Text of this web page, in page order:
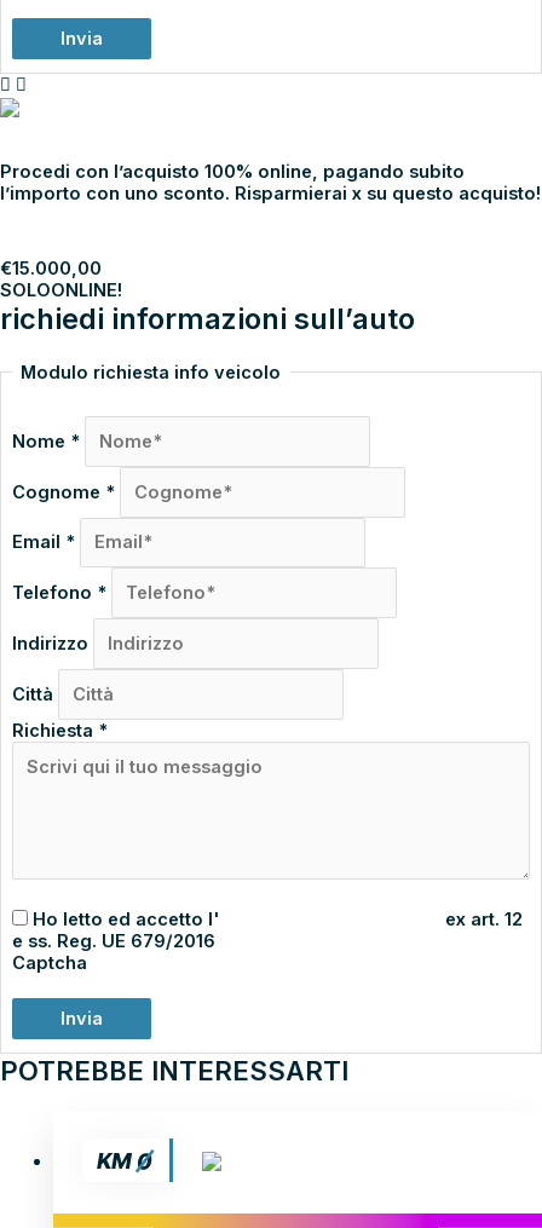
Invia
Procedi con l’acquisto 100% online, pagando subito
l’importo con uno sconto. Risparmierai x su questo acquisto!
€15.000,00
SOLOONLINE!
richiedi informazioni sull’auto
Modulo richiesta info veicolo
Nome *
Cognome *
Email *
Telefono *
Indirizzo
Città
Richiesta *
Ho letto ed accetto l'
ex art. 12
e ss. Reg. UE 679/2016
Captcha
Invia
POTREBBE INTERESSARTI